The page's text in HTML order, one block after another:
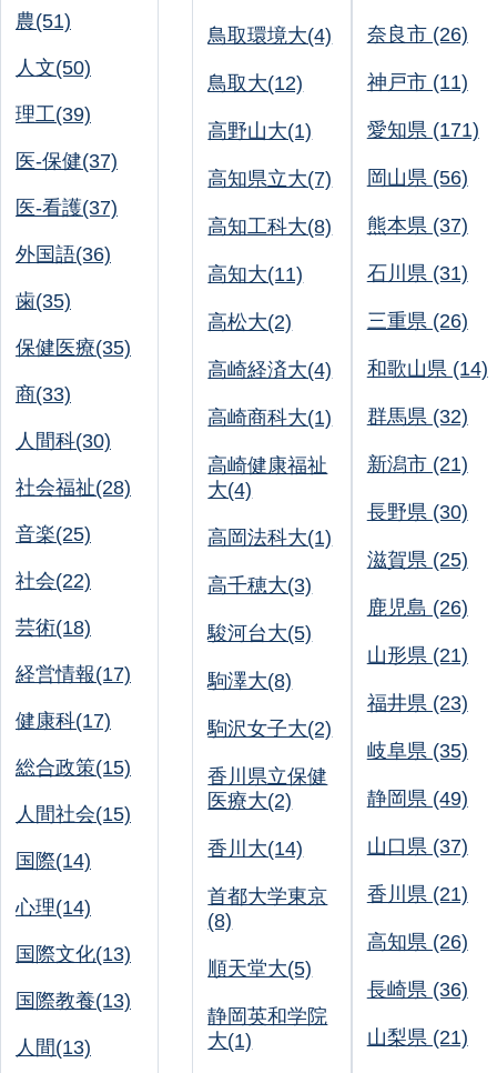
農(51)
人文(50)
理工(39)
医-保健(37)
医-看護(37)
外国語(36)
歯(35)
保健医療(35)
商(33)
人間科(30)
社会福祉(28)
音楽(25)
社会(22)
芸術(18)
経営情報(17)
健康科(17)
総合政策(15)
人間社会(15)
国際(14)
心理(14)
国際文化(13)
国際教養(13)
人間(13)
鳥取環境大(4)
鳥取大(12)
高野山大(1)
高知県立大(7)
高知工科大(8)
高知大(11)
高松大(2)
高崎経済大(4)
高崎商科大(1)
高崎健康福祉
大(4)
高岡法科大(1)
高千穂大(3)
駿河台大(5)
駒澤大(8)
駒沢女子大(2)
香川県立保健
医療大(2)
香川大(14)
首都大学東京
(8)
順天堂大(5)
静岡英和学院
大(1)
奈良市 (26)
神戸市 (11)
愛知県 (171)
岡山県 (56)
熊本県 (37)
石川県 (31)
三重県 (26)
和歌山県 (14)
群馬県 (32)
新潟市 (21)
長野県 (30)
滋賀県 (25)
鹿児島 (26)
山形県 (21)
福井県 (23)
岐阜県 (35)
静岡県 (49)
山口県 (37)
香川県 (21)
高知県 (26)
長崎県 (36)
山梨県 (21)